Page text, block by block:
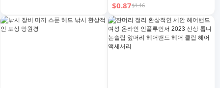
$0.87$1.16